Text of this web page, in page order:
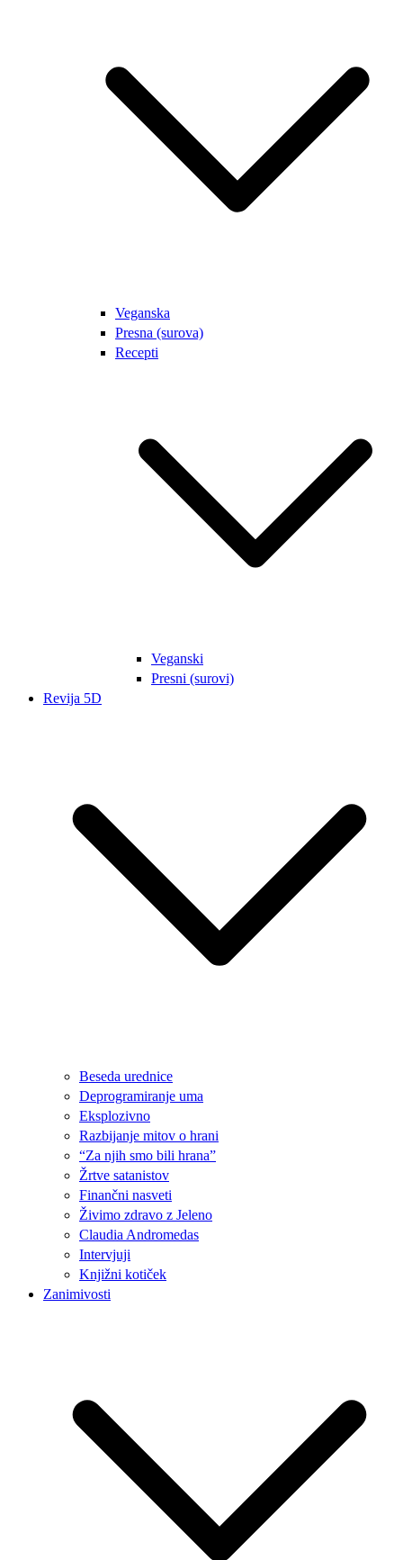
Veganska
Presna (surova)
Recepti
Veganski
Presni (surovi)
Revija 5D
Beseda urednice
Deprogramiranje uma
Eksplozivno
Razbijanje mitov o hrani
“Za njih smo bili hrana”
Žrtve satanistov
Finančni nasveti
Živimo zdravo z Jeleno
Claudia Andromedas
Intervjuji
Knjižni kotiček
Zanimivosti